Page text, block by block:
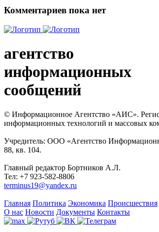
Комментариев пока нет
агентство
информационных
сообщений
© Информационное Агентство «АИС».
информационных технологий и массовых
Учредитель: ООО «Агентство
88, кв. 104.
Главный редактор Бортников А.Л.
Тел: +7 923-582-8806
terminus19@yandex.ru
Главная Политика Экономика Происшествия
О нас Новости Документы Контакты